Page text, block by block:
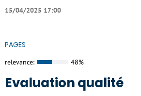
15/04/2025 17:00
PAGES
relevance: 48%
Evaluation qualité